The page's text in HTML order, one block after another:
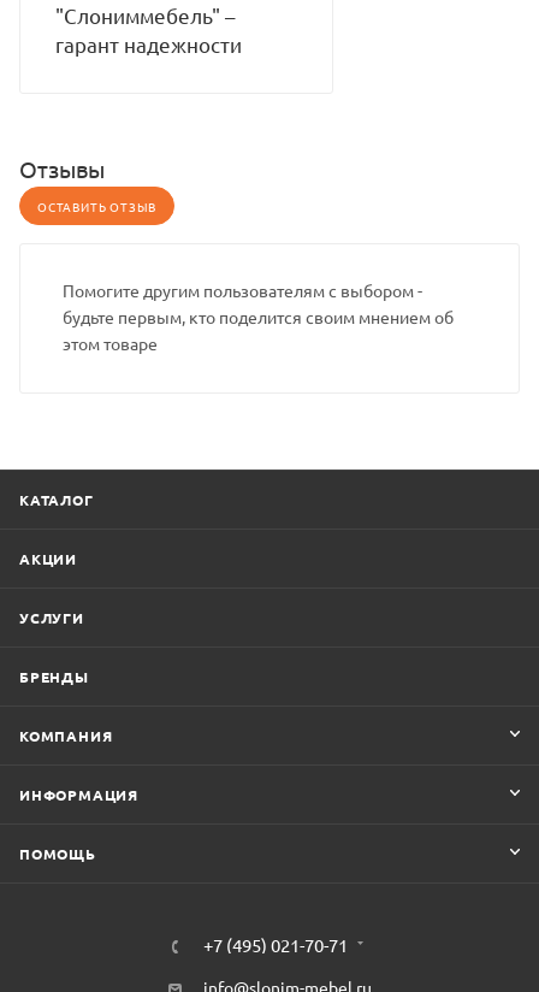
"Слониммебель" –
гарант надежности
Отзывы
ОСТАВИТЬ ОТЗЫВ
Помогите другим пользователям с выбором -
будьте первым, кто поделится своим мнением об
этом товаре
КАТАЛОГ
АКЦИИ
УСЛУГИ
БРЕНДЫ
КОМПАНИЯ
ИНФОРМАЦИЯ
ПОМОЩЬ
+7 (495) 021-70-71
info@slonim-mebel.ru